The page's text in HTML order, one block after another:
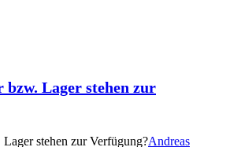
bzw. Lager stehen zur
stehen zur Verfügung?Andreas